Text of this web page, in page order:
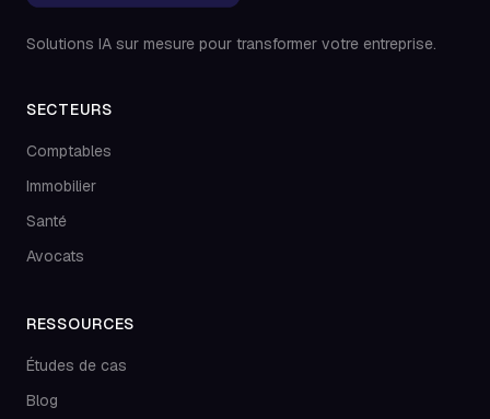
Solutions IA sur mesure pour transformer votre entreprise.
SECTEURS
Comptables
Immobilier
Santé
Avocats
RESSOURCES
Études de cas
Blog